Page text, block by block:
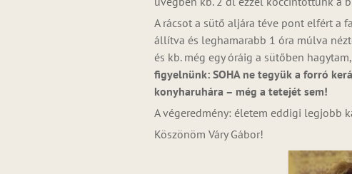
A rácsot a sütő aljára téve pont elfért a
állítva és leghamarabb 1 óra múlva
és kb. még egy óráig a sütőben
figyelnünk: SOHA ne tegyük a forró
konyharuhára – még a tetejét sem!
A végeredmény: életem eddigi legjobb
Köszönöm Váry Gábor!